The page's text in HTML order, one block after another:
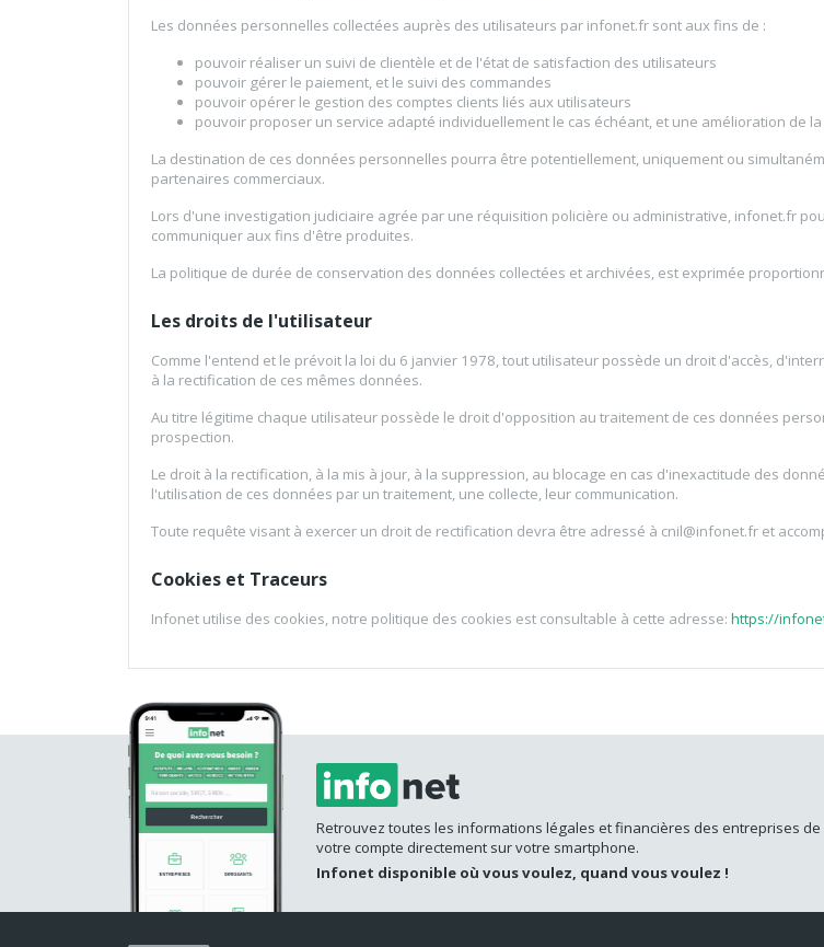
Les données personnelles collectées auprès des utilisateurs par infonet.fr sont aux fins de :
pouvoir réaliser un suivi de clientèle et de l'état de satisfaction des utilisateurs
pouvoir gérer le paiement, et le suivi des commandes
pouvoir opérer le gestion des comptes clients liés aux utilisateurs
pouvoir proposer un service adapté individuellement le cas échéant, et une amélioration de
La destination de ces données personnelles pourra être potentiellement, uniquement ou
partenaires commerciaux.
Lors d'une investigation judiciaire agrée par une réquisition policière ou administrative, infonet.fr
communiquer aux fins d'être produites.
La politique de durée de conservation des données collectées et archivées, est exprimée
Les droits de l'utilisateur
Comme l'entend et le prévoit la loi du 6 janvier 1978, tout utilisateur possède un droit d'accès,
à la rectification de ces mêmes données.
Au titre légitime chaque utilisateur possède le droit d'opposition au traitement de ces données
prospection.
Le droit à la rectification, à la mis à jour, à la suppression, au blocage en cas d'inexactitude des
l'utilisation de ces données par un traitement, une collecte, leur communication.
Toute requête visant à exercer un droit de rectification devra être adressé à cnil@infonet.fr et
Cookies et Traceurs
Infonet utilise des cookies, notre politique des cookies est consultable à cette adresse: https://
Retrouvez toutes les informations légales et financières des entreprises
votre compte directement sur votre smartphone.
Infonet disponible où vous voulez, quand vous voulez !